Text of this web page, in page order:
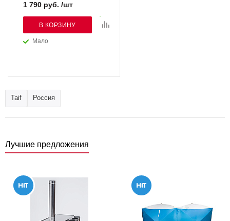
Мало
1 790 руб. /шт
В КОРЗИНУ
Taif Россия
Лучшие предложения